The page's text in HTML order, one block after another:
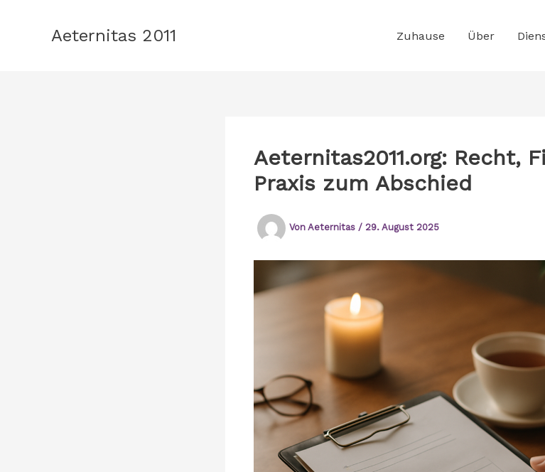
Aeternitas 2011 Zuhause Über
Aeternitas2011.org: Recht,
Praxis zum Abschied
Von Aeternitas / 29. August 2025